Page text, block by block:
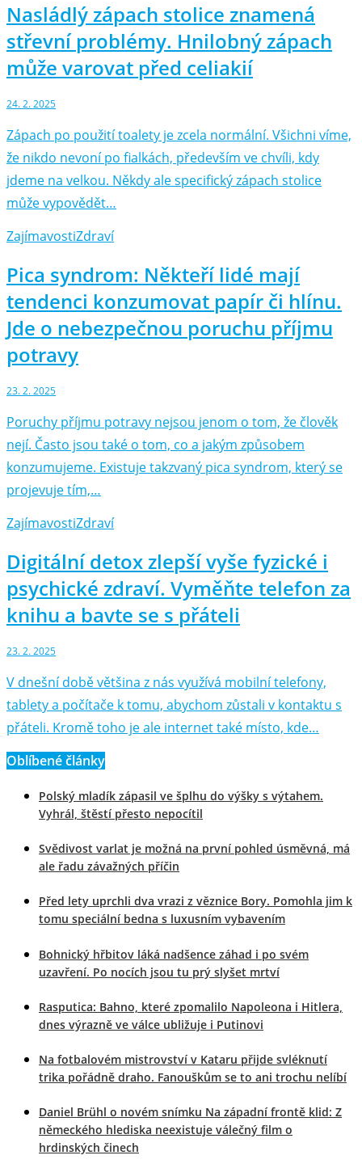
Nasládlý zápach stolice znamená
střevní problémy. Hnilobný zápach
může varovat před celiakií
24. 2. 2025
Zápach po použití toalety je zcela normální. Všichni víme,
že nikdo nevoní po fialkách, především ve chvíli, kdy
jdeme na velkou. Někdy ale specifický zápach stolice
může vypovědět…
ZajímavostiZdraví
Pica syndrom: Někteří lidé mají
tendenci konzumovat papír či hlínu.
Jde o nebezpečnou poruchu příjmu
potravy
23. 2. 2025
Poruchy příjmu potravy nejsou jenom o tom, že člověk
nejí. Často jsou také o tom, co a jakým způsobem
konzumujeme. Existuje takzvaný pica syndrom, který se
projevuje tím,…
ZajímavostiZdraví
Digitální detox zlepší vyše fyzické i
psychické zdraví. Vyměňte telefon za
knihu a bavte se s přáteli
23. 2. 2025
V dnešní době většina z nás využívá mobilní telefony,
tablety a počítače k tomu, abychom zůstali v kontaktu s
přáteli. Kromě toho je ale internet také místo, kde…
Oblíbené články
Polský mladík zápasil ve šplhu do výšky s výtahem.
Vyhrál, štěstí přesto nepocítil
Svědivost varlat je možná na první pohled úsměvná, má
ale řadu závažných příčin
Před lety uprchli dva vrazi z věznice Bory. Pomohla jim k
tomu speciální bedna s luxusním vybavením
Bohnický hřbitov láká nadšence záhad i po svém
uzavření. Po nocích jsou tu prý slyšet mrtví
Rasputica: Bahno, které zpomalilo Napoleona i Hitlera,
dnes výrazně ve válce ubližuje i Putinovi
Na fotbalovém mistrovství v Kataru přijde svléknutí
trika pořádně draho. Fanouškům se to ani trochu nelíbí
Daniel Brühl o novém snímku Na západní frontě klid: Z
německého hlediska neexistuje válečný film o
hrdinských činech